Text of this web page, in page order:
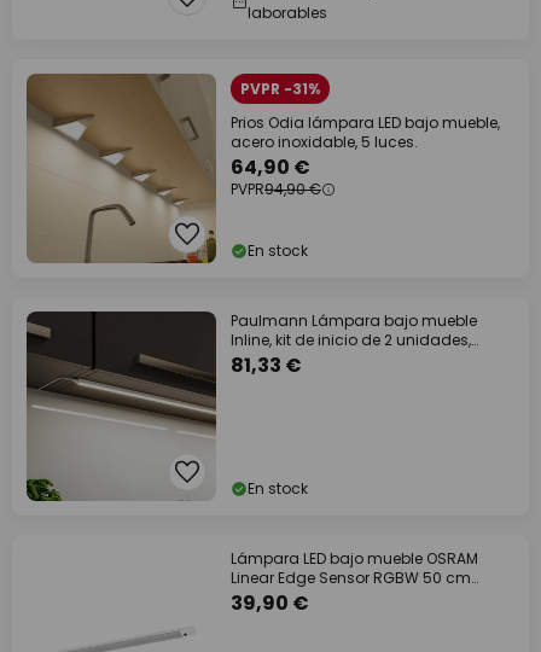
laborables
PVPR -31%
Prios Odia lámpara LED bajo mueble,
acero inoxidable, 5 luces.
64,90 €
PVPR94,90 €
En stock
Paulmann Lámpara bajo mueble
Inline, kit de inicio de 2 unidades,
blanco, 55
81,33 €
En stock
Lámpara LED bajo mueble OSRAM
Linear Edge Sensor RGBW 50 cm
blanco
39,90 €